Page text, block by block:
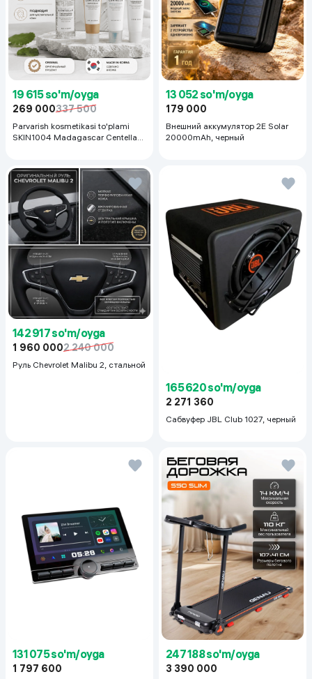
19 615 so'm/oyga
269 000337 500
Parvarish kosmetikasi to'plami
SKIN1004 Madagascar Centella
13 052 so'm/oyga
179 000
Внешний аккумулятор 2E Solar
20000mAh, черный
142 917 so'm/oyga
1 960 0002 240 000
Руль Chevrolet Malibu 2, cтальной
165 620 so'm/oyga
2 271 360
Сабвуфер JBL Club 1027, черный
131 075 so'm/oyga
1 797 600
247 188 so'm/oyga
3 390 000